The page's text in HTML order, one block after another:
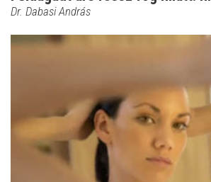
Dr. Dabasi András